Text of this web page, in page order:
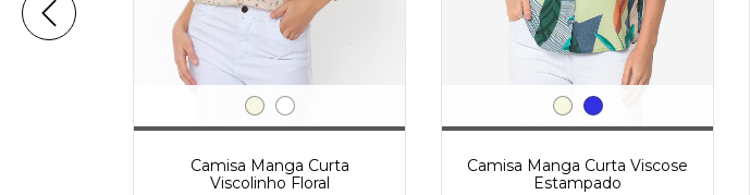
Camisa Manga Curta
Viscolinho Floral
Camisa Manga Curta Viscose
Estampado